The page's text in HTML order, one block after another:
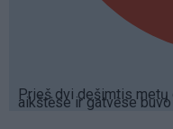
Prieš dvi dešimtis
aikštėse ir gatvėse